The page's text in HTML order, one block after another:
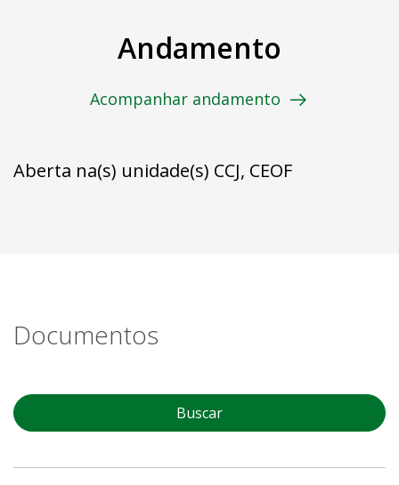
Andamento
Acompanhar andamento
Aberta na(s) unidade(s) CCJ, CEOF
Documentos
Buscar